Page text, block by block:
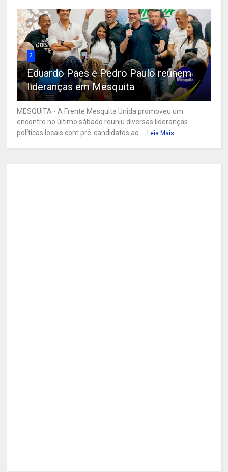
2
Eduardo Paes e Pedro Paulo reúnem
lideranças em Mesquita
MESQUITA - A Frente Mesquita Unida promoveu um
encontro no último sábado reuniu diversas lideranças
políticas locais com pré-candidatos ao ...
Leia Mais